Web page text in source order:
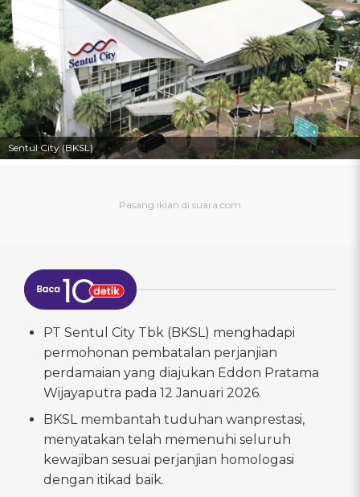
Sentul City (BKSL)
PT Sentul City Tbk (BKSL) menghadapi
permohonan pembatalan perjanjian
perdamaian yang diajukan Eddon Pratama
Wijayaputra pada 12 Januari 2026.
BKSL membantah tuduhan wanprestasi,
menyatakan telah memenuhi seluruh
kewajiban sesuai perjanjian homologasi
dengan itikad baik.